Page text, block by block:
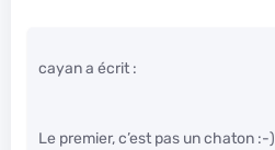
cayan a écrit :
Le premier, c’est pas un chaton :-)